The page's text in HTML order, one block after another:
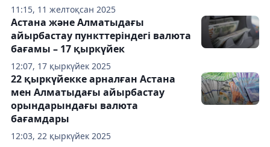
11:15, 11 желтоқсан 2025
12:07, 17 қыркүйек 2025
Астана және Алматыдағы
айырбастау пункттеріндегі валюта
бағамы – 17 қыркүйек
12:03, 22 қыркүйек 2025
22 қыркүйекке арналған Астана
мен Алматыдағы айырбастау
орындарындағы валюта
бағамдары